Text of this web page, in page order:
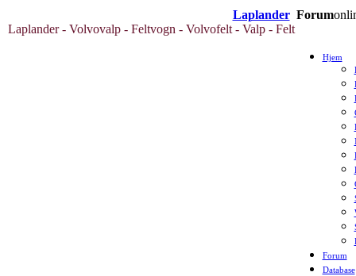
Laplander Forum
Laplander - Volvovalp - Feltvogn - Volvofelt - Valp - Felt
Hjem
Forum
Database